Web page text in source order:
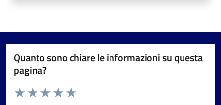
Quanto sono chiare le informazioni su questa
pagina?
Valuta da 1 a 5 stelle la pagina